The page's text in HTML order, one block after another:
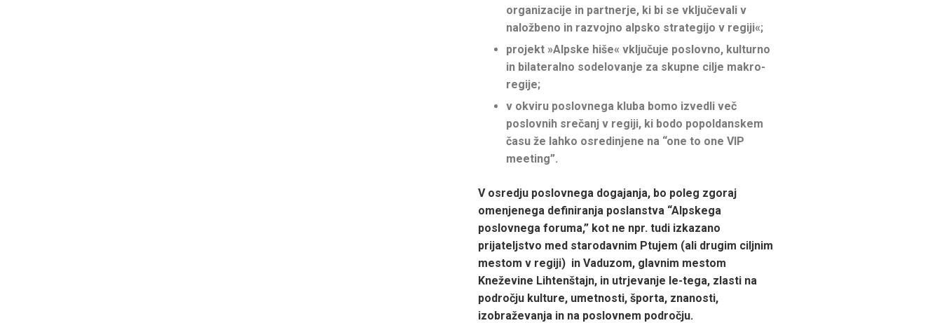
organizacije in partnerje, ki bi se vključevali v
naložbeno in razvojno alpsko strategijo v regiji«;
projekt »Alpske hiše« vključuje poslovno, kulturno
in bilateralno sodelovanje za skupne cilje makro-
regije;
v okviru poslovnega kluba bomo izvedli več
poslovnih srečanj v regiji, ki bodo popoldanskem
času že lahko osredinjene na “one to one VIP
meeting”.
V osredju poslovnega dogajanja, bo poleg zgoraj
omenjenega definiranja poslanstva “Alpskega
poslovnega foruma,” kot ne npr. tudi izkazano
prijateljstvo med starodavnim Ptujem (ali drugim ciljnim
mestom v regiji) in Vaduzom, glavnim mestom
Kneževine Lihtenštajn, in utrjevanje le-tega, zlasti na
področju kulture, umetnosti, športa, znanosti,
izobraževanja in na poslovnem področju.